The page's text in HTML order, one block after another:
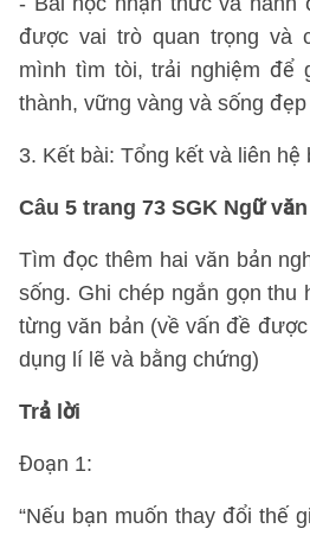
được vai trò quan trọng và
mình tìm tòi, trải nghiệm để
thành, vững vàng và sống
3. Kết bài: Tổng kết và liên hệ
Câu 5 trang 73 SGK Ngữ
Tìm đọc thêm hai văn bản
sống. Ghi chép ngắn gọn thu
từng văn bản (về vấn đề
dụng lí lẽ và bằng chứng)
Trả lời
Đoạn 1:
“Nếu bạn muốn thay đổi thế